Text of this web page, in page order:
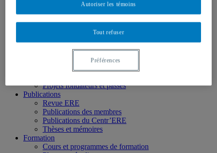
Partenaires
Personnel
Activités socio-scientifiques
Axes de recherche
1) Écocitoyenneté et justice
2) Prismes socioculturels
3) Art et créativité
Projets fondateurs et passés
Publications
Revue ERE
Publications des membres
Publications du Centr’ERE
Thèses et mémoires
Formation
Cours et programmes de formation
Tout refuser
Autoriser les témoins
Préférences